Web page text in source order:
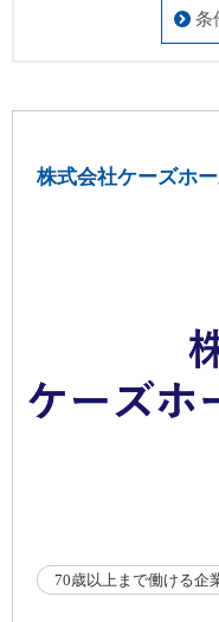
条
株式会社ケーズホ
70歳以上まで働ける企